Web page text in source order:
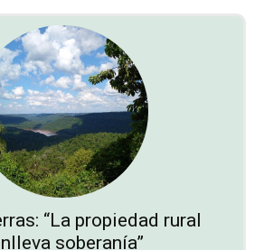
“La propiedad rural
soberanía”